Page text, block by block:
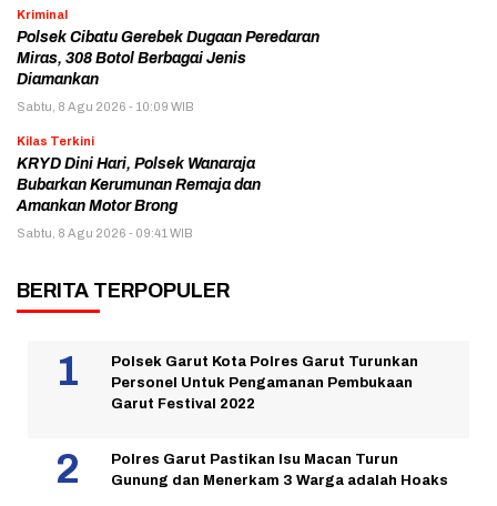
Kriminal
Polsek Cibatu Gerebek Dugaan Peredaran
Miras, 308 Botol Berbagai Jenis
Diamankan
Sabtu, 8 Agu 2026 - 10:09 WIB
Kilas Terkini
KRYD Dini Hari, Polsek Wanaraja
Bubarkan Kerumunan Remaja dan
Amankan Motor Brong
Sabtu, 8 Agu 2026 - 09:41 WIB
BERITA TERPOPULER
Polsek Garut Kota Polres Garut Turunkan
Personel Untuk Pengamanan Pembukaan
Garut Festival 2022
Polres Garut Pastikan Isu Macan Turun
Gunung dan Menerkam 3 Warga adalah Hoaks